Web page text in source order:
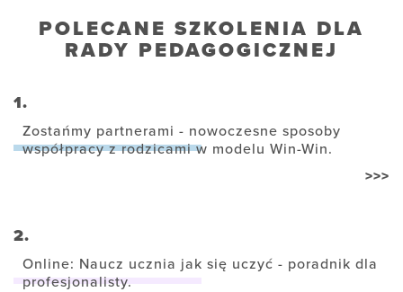
POLECANE SZKOLENIA DLA
RADY PEDAGOGICZNEJ
1.
Zostańmy partnerami - nowoczesne sposoby
współpracy z rodzicami w modelu Win-Win.
>>>
2.
Online: Naucz ucznia jak się uczyć - poradnik dla
profesjonalisty.